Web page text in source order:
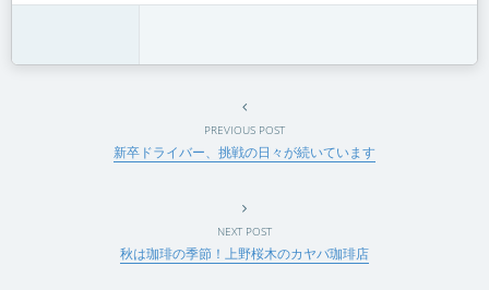
PREVIOUS POST
新卒ドライバー、挑戦の日々が続いています
NEXT POST
秋は珈琲の季節！上野桜木のカヤバ珈琲店